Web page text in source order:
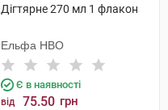
Дігтярне 270 мл 1 флакон
Ельфа НВО
Є в наявності
від 75.50 грн